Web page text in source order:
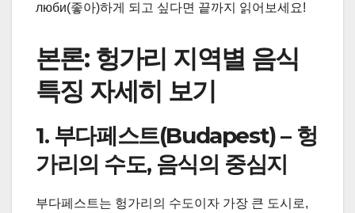
люби(좋아)하게 되고 싶다면 끝까지 읽어보세요!
본론: 헝가리 지역별 음식
특징 자세히 보기
1. 부다페스트(Budapest) – 헝
가리의 수도, 음식의 중심지
부다페스트는 헝가리의 수도이자 가장 큰 도시로,